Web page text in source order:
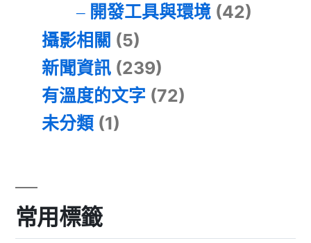
開發工具與環境(42)
攝影相關 (5)
新聞資訊 (239)
有溫度的文字 (72)
未分類 (1)
常用標籤